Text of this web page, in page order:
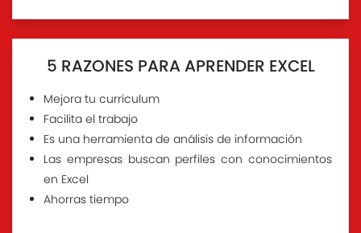
5 RAZONES PARA APRENDER EXCEL
Mejora tu curriculum
Facilita el trabajo
Es una herramienta de análisis de información
Las empresas buscan perfiles con conocimientos
en Excel
Ahorras tiempo